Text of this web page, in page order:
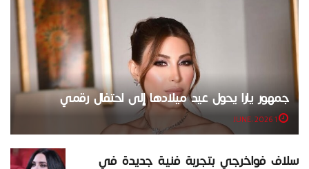
جمهور يارا يحول عيد ميلادها إلى احتفال رقمي
سلاف فواخرجي بتجربة فنية جديدة في